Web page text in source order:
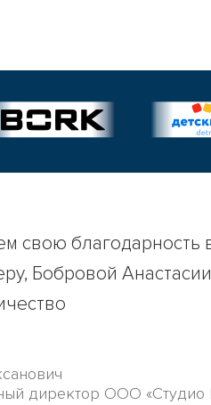
свою
Бобровой
директор ООО «Студио